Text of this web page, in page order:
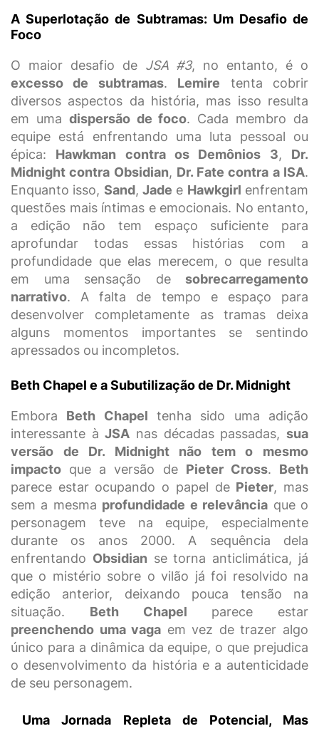
A Superlotação de Subtramas: Um Desafio de
Foco
O maior desafio de JSA #3, no entanto, é o
excesso de subtramas. Lemire tenta cobrir
diversos aspectos da história, mas isso resulta
em uma dispersão de foco. Cada membro da
equipe está enfrentando uma luta pessoal ou
épica: Hawkman contra os Demônios 3, Dr.
Midnight contra Obsidian, Dr. Fate contra a ISA.
Enquanto isso, Sand,Jade e Hawkgirl enfrentam
questões mais íntimas e emocionais. No entanto,
a edição não tem espaço suficiente para
aprofundar todas essas histórias com a
profundidade que elas merecem, o que resulta
em uma sensação de sobrecarregamento
narrativo. A falta de tempo e espaço para
desenvolver completamente as tramas deixa
alguns momentos importantes se sentindo
apressados ou incompletos.
Beth Chapel e a Subutilização de Dr. Midnight
Embora Beth Chapel tenha sido uma adição
interessante àJSA nas décadas passadas,sua
versão de Dr. Midnight não tem o mesmo
impacto que a versão de Pieter Cross. Beth
parece estar ocupando o papel de Pieter, mas
sem a mesma profundidade e relevância que o
personagem teve na equipe, especialmente
durante os anos 2000. A sequência dela
enfrentando Obsidian se torna anticlimática, já
que o mistério sobre o vilão já foi resolvido na
edição anterior, deixando pouca tensão na
situação. Beth Chapel parece estar
preenchendo uma vaga em vez de trazer algo
único para a dinâmica da equipe, o que prejudica
o desenvolvimento da história e a autenticidade
de seu personagem.
Uma Jornada Repleta de Potencial, Mas